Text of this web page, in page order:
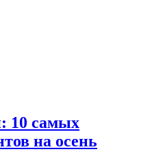
10 самых
на осень